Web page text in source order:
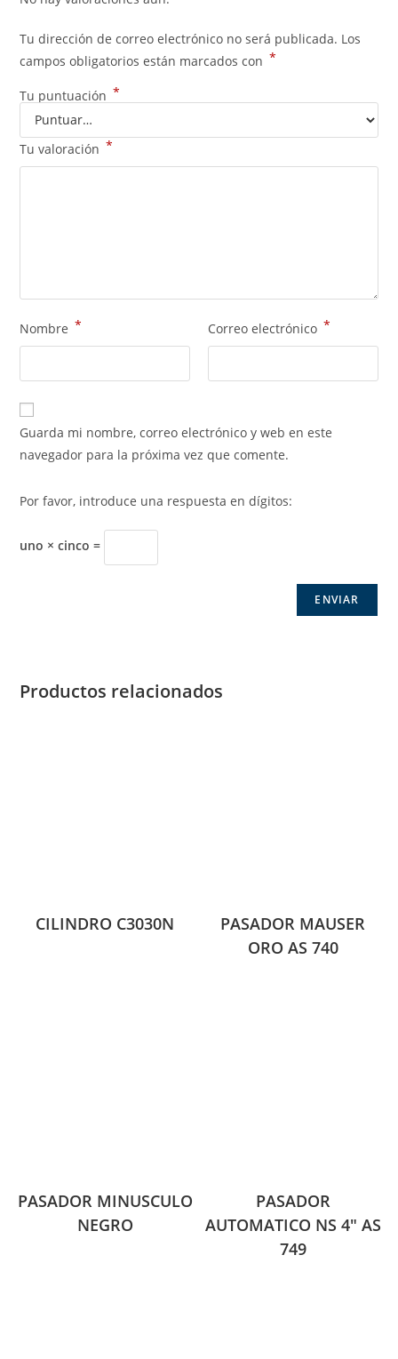
Tu dirección de correo electrónico no será publicada. Los
campos obligatorios están marcados con *
Tu puntuación *
Tu valoración *
Nombre * Correo electrónico *
Guarda mi nombre, correo electrónico y web en este
navegador para la próxima vez que comente.
Por favor, introduce una respuesta en dígitos:
uno × cinco =
Productos relacionados
CILINDRO C3030N
PASADOR MAUSER
ORO AS 740
PASADOR MINUSCULO
NEGRO
PASADOR
AUTOMATICO NS 4″ AS
749